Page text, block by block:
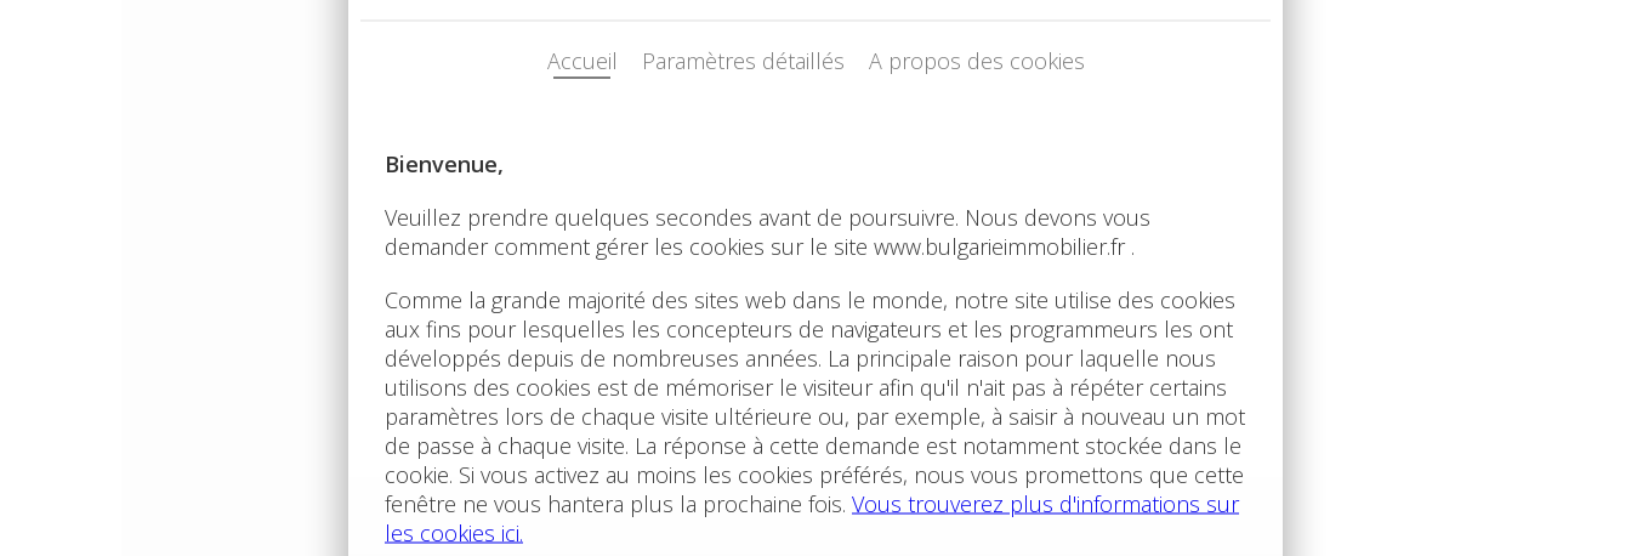
transport urbain ou régional:
Oui
bus
Oui
Électricité
120V
Non
230V:
Oui
380V / 400V: Non
Aménagements publics
école:
Oui